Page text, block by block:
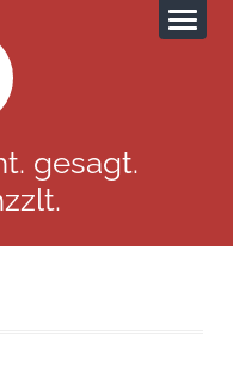
gesagt.